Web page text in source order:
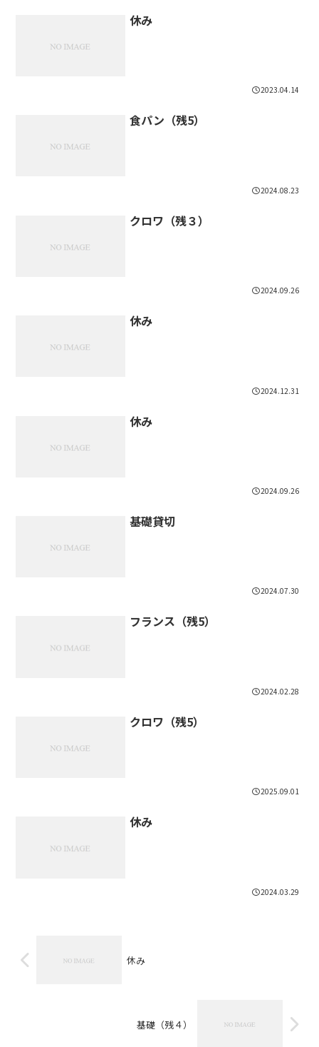
休み
2023.04.14
食パン（残5）
2024.08.23
クロワ（残３）
2024.09.26
休み
2024.12.31
休み
2024.09.26
基礎貸切
2024.07.30
フランス（残5）
2024.02.28
クロワ（残5）
2025.09.01
休み
2024.03.29
休み
基礎（残４）